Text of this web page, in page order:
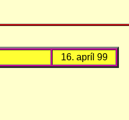
16. apríl 99